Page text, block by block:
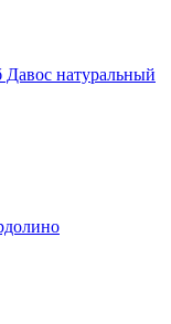
натуральный